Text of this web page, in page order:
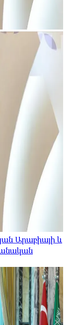
Արաբիայի և